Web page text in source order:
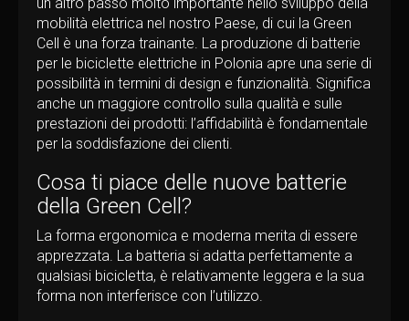
mobilità elettrica nel nostro Paese, di cui la Green
Cell è una forza trainante. La produzione di batterie
per le biciclette elettriche in Polonia apre una serie di
possibilità in termini di design e funzionalità. Significa
anche un maggiore controllo sulla qualità e sulle
prestazioni dei prodotti: l’affidabilità è fondamentale
per la soddisfazione dei clienti.
Cosa ti piace delle nuove batterie
della Green Cell?
La forma ergonomica e moderna merita di essere
apprezzata. La batteria si adatta perfettamente a
qualsiasi bicicletta, è relativamente leggera e la sua
forma non interferisce con l’utilizzo.